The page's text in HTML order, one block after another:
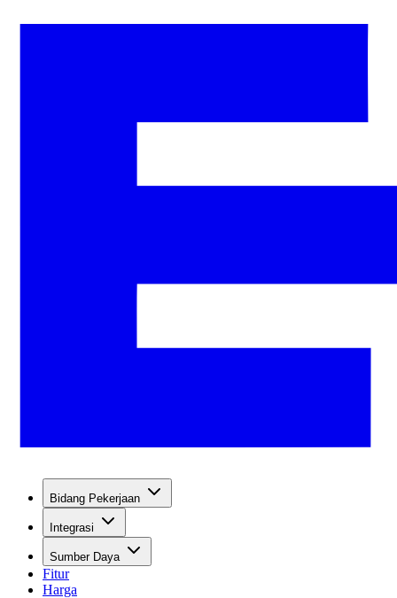
Bidang Pekerjaan
Integrasi
Sumber Daya
Fitur
Harga